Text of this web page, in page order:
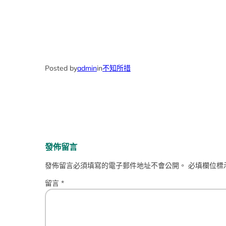
Posted byadminin不知所措
發佈留言
發佈留言必須填寫的電子郵件地址不會公開。 必填欄位
留言 *